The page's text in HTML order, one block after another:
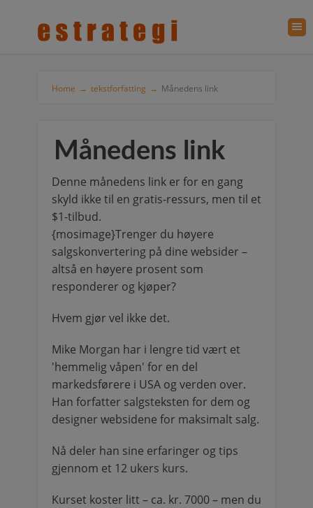
Home → tekstforfatting → Månedens link
Månedens link
Denne månedens link er for en gang
skyld ikke til en gratis-ressurs, men til et
$1-tilbud.
{mosimage}Trenger du høyere
salgskonvertering på dine websider –
altså en høyere prosent som
responderer og kjøper?
Hvem gjør vel ikke det.
Mike Morgan har i lengre tid vært et
'hemmelig våpen' for en del
markedsførere i USA og verden over.
Han forfatter salgsteksten for dem og
designer websidene for maksimalt salg.
Nå deler han sine erfaringer og tips
gjennom et 12 ukers kurs.
Kurset koster litt – ca. kr. 7000 – men du